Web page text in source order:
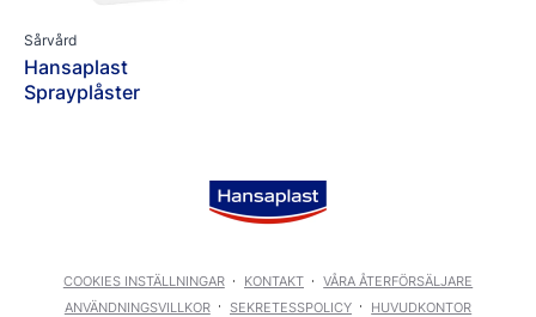
Sårvård
Hansaplast
Sprayplåster
COOKIES INSTÄLLNINGAR KONTAKT
VÅRA ÅTERFÖRSÄLJARE
ANVÄNDNINGSVILLKOR
SEKRETESSPOLICY HUVUDKONTOR